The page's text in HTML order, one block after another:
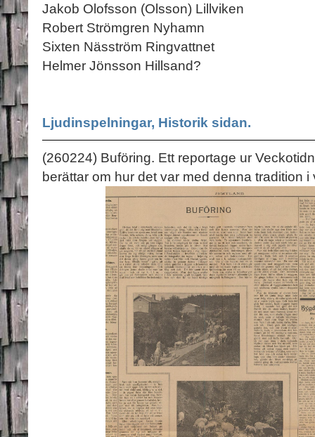
Jakob Olofsson (Olsson) Lillviken
Robert Strömgren Nyhamn
Sixten Näsström Ringvattnet
Helmer Jönsson Hillsand?
Ljudinspelningar, Historik sidan.
(260224) Buföring. Ett reportage ur
berättar om hur det var med denna tradition i